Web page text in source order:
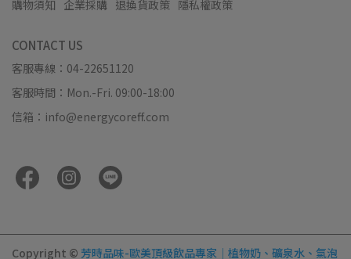
購物須知 企業採購 退換貨政策 隱私權政策
CONTACT US
客服專線：04-22651120
客服時間：Mon.-Fri. 09:00-18:00
信箱：info@energycoreff.com
Copyright © 芳時品味-歐美頂級飲品專家｜植物奶、礦泉水、氣泡